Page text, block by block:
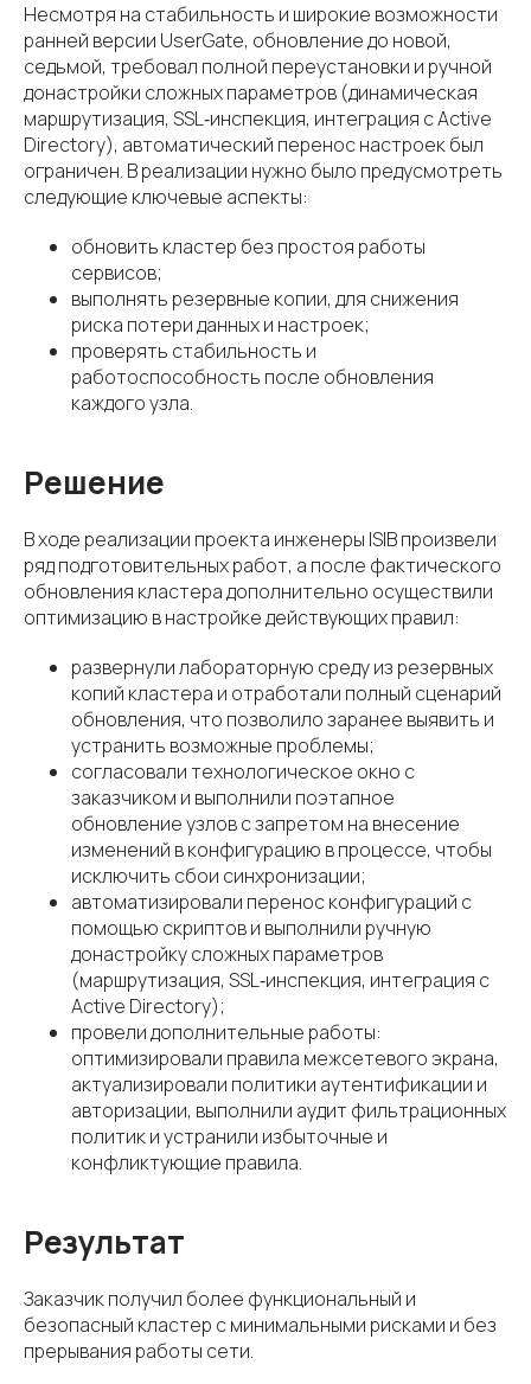
Несмотря на стабильность и широкие возможности
ранней версии UserGate, обновление до новой,
седьмой, требовал полной переустановки и ручной
донастройки сложных параметров (динамическая
маршрутизация, SSL‑инспекция, интеграция с Active
Directory), автоматический перенос настроек был
ограничен. В реализации нужно было предусмотреть
следующие ключевые аспекты:
обновить кластер без простоя работы
сервисов;
выполнять резервные копии, для снижения
риска потери данных и настроек;
проверять стабильность и
работоспособность после обновления
каждого узла.
Решение
В ходе реализации проекта инженеры ISIB произвели
ряд подготовительных работ, а после фактического
обновления кластера дополнительно осуществили
оптимизацию в настройке действующих правил:
развернули лабораторную среду из резервных
копий кластера и отработали полный сценарий
обновления, что позволило заранее выявить и
устранить возможные проблемы;
согласовали технологическое окно с
заказчиком и выполнили поэтапное
обновление узлов с запретом на внесение
изменений в конфигурацию в процессе, чтобы
исключить сбои синхронизации;
автоматизировали перенос конфигураций с
помощью скриптов и выполнили ручную
донастройку сложных параметров
(маршрутизация, SSL‑инспекция, интеграция с
Active Directory);
провели дополнительные работы:
оптимизировали правила межсетевого экрана,
актуализировали политики аутентификации и
авторизации, выполнили аудит фильтрационных
политик и устранили избыточные и
конфликтующие правила.
Результат
Заказчик получил более функциональный и
безопасный кластер с минимальными рисками и без
прерывания работы сети.